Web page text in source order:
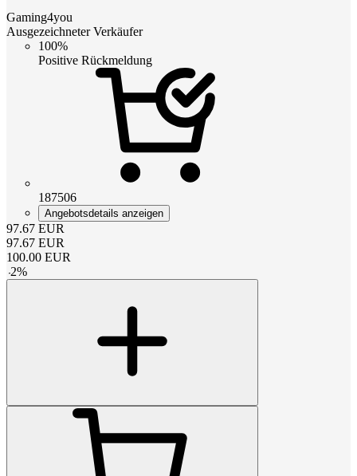
Gaming4you
Ausgezeichneter Verkäufer
100%
Positive Rückmeldung
187506
Angebotsdetails anzeigen
97.67 EUR
97.67 EUR
100.00 EUR
-2%